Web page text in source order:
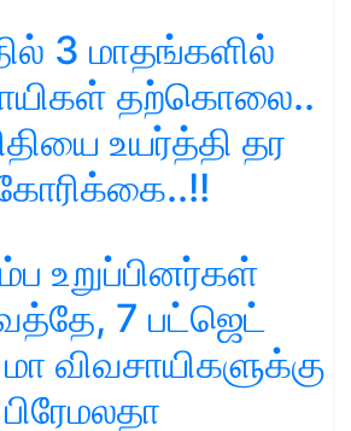
3 மாதங்களில்
தற்கொலை..
உயர்த்தி தர
உறுப்பினர்கள்
7 பட்ஜெட்
விவசாயிகளுக்கு